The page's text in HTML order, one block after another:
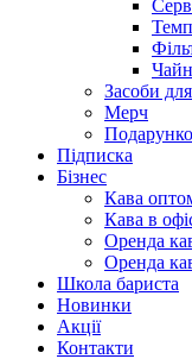
Засоби
Мерч
Підписка
Бізнес
Кава
Кава в
Оренда
Оренда
Школа бариста
Новинки
Акції
Контакти